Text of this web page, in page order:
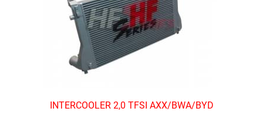
INTERCOOLER 2,0 TFSI AXX/BWA/BYD